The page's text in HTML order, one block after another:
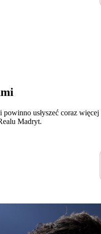
usłyszeć coraz
Madryt.